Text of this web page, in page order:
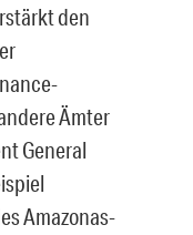
den
Ämter
General
Amazonas-